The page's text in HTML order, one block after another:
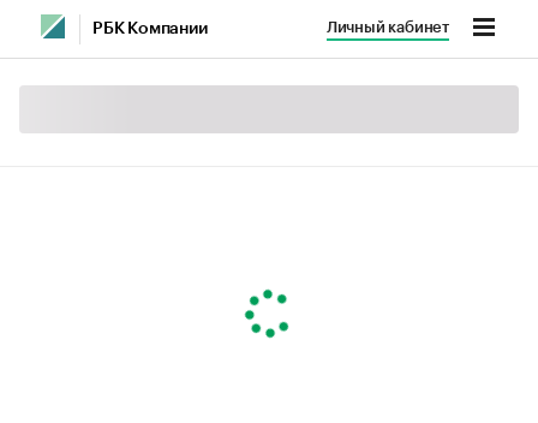
РБК Компании Личный кабинет